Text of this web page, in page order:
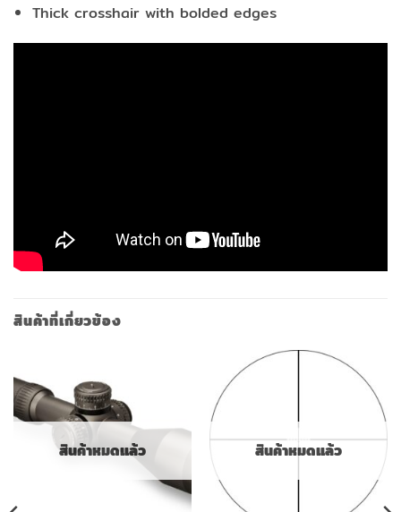
Thick crosshair with bolded edges
สินค้าที่เกี่ยวข้อง
สินค้าหมดแล้ว สินค้าหมดแล้ว